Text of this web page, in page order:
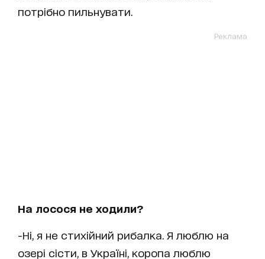
потрібно пильнувати.
Реклама
На лосося не ходили?
-Ні, я не стихійний рибалка. Я люблю на
озері сісти, в Україні, коропа люблю